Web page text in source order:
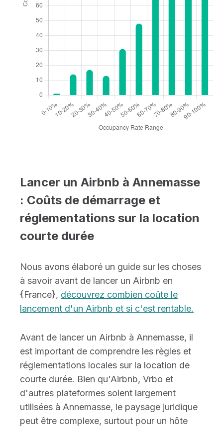
Lancer un Airbnb à Annemasse
: Coûts de démarrage et
réglementations sur la location
courte durée
Nous avons élaboré un guide sur les choses
à savoir avant de lancer un Airbnb en
{France}, découvrez combien coûte le
lancement d'un Airbnb et si c'est rentable.
Avant de lancer un Airbnb à Annemasse, il
est important de comprendre les règles et
réglementations locales sur la location de
courte durée. Bien qu'Airbnb, Vrbo et
d'autres plateformes soient largement
utilisées à Annemasse, le paysage juridique
peut être complexe, surtout pour un hôte